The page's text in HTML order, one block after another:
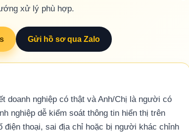
xử lý phù hợp.
Gửi hồ sơ qua Zalo
doanh nghiệp có thật và Anh/Chị là người có
nghiệp dễ kiểm soát thông tin hiển thị trên
điện thoại, sai địa chỉ hoặc bị người khác chỉnh